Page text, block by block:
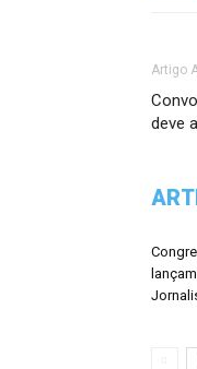
Artigo
deve